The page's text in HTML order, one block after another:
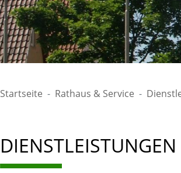
Startseite Rathaus & Service
DIENSTLEISTUNGEN